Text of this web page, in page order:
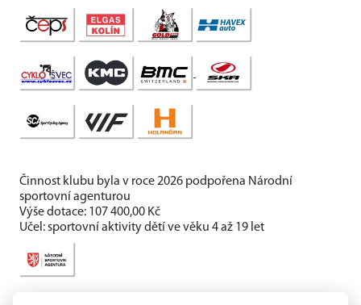
Činnost klubu byla v roce 2026 podpořena Národní
sportovní agenturou
Výše dotace: 107 400,00 Kč
Učel: sportovní aktivity dětí ve věku 4 až 19 let